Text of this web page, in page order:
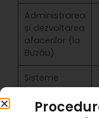
Administrarea
și dezvoltarea
afacerilor (la
Buzău)
Sisteme
inteligente
pentru
afaceri